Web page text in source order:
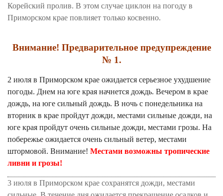
Корейский пролив. В этом случае циклон на погоду в
Приморском крае повлияет только косвенно.
Внимание! Предварительное предупреждение
№ 1.
2 июля в Приморском крае ожидается серьезное ухудшение
погоды. Днем на юге края начнется дождь. Вечером в крае
дождь, на юге сильный дождь. В ночь с понедельника на
вторник в крае пройдут дожди, местами сильные дожди, на
юге края пройдут очень сильные дожди, местами грозы. На
побережье ожидается очень сильный ветер, местами
штормовой. Внимание! Местами возможны тропические
ливни и грозы!
3 июля в Приморском крае сохранятся дожди, местами